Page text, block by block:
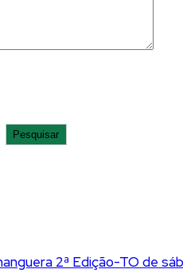
Pesquisar
2ª Edição-TO de